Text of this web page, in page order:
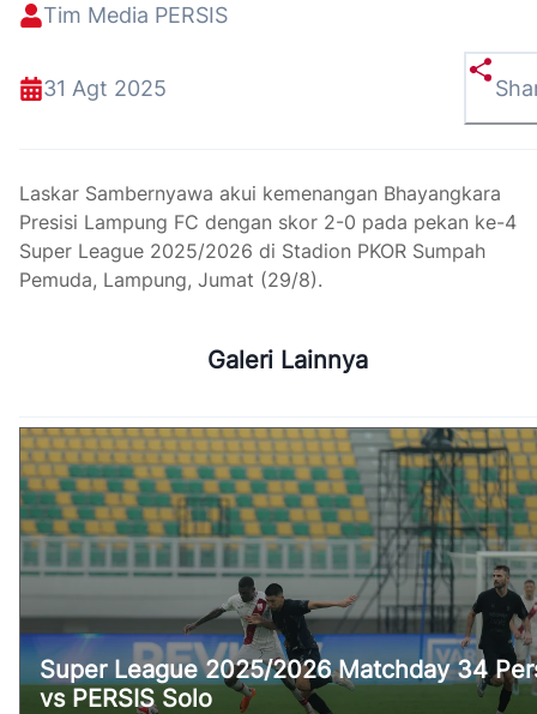
Tim Media PERSIS
31 Agt 2025
Laskar Sambernyawa akui kemenangan Bhayangkara
Presisi Lampung FC dengan skor 2-0 pada pekan ke-4
Super League 2025/2026 di Stadion PKOR Sumpah
Pemuda, Lampung, Jumat (29/8).
Galeri Lainnya
Super League 2025/2026 Matchday 34
vs PERSIS Solo